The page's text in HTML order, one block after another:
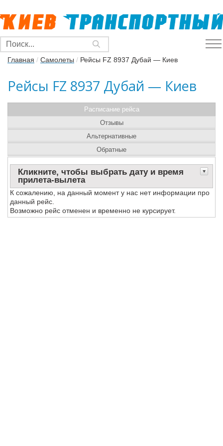
Главная / Самолеты / Рейсы FZ 8937 Дубай — Киев
Рейсы FZ 8937 Дубай — Киев
Расписание рейса
Кликните, чтобы выбрать дату и время
прилета-вылета
К сожалению, на данный момент у нас нет информации про
данный рейс.
Возможно рейс отменен и временно не курсирует.
Отзывы
Альтернативные
Обратные